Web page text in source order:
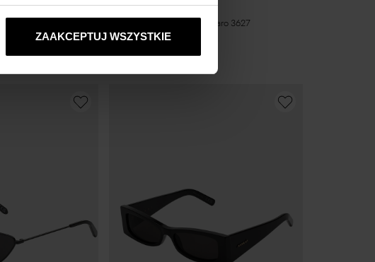
ZAAKCEPTUJ WSZYSTKIE
RETROSUPERFUTURE
Okulary przeciwsłoneczne Caro 3627
859zł